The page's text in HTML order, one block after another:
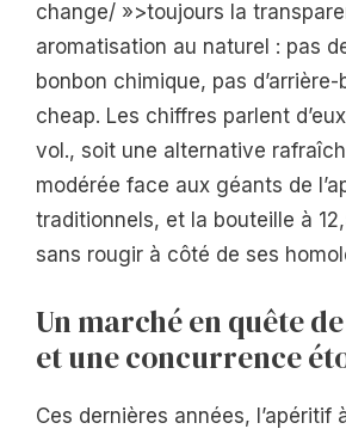
change/ »>toujours la
aromatisation au naturel : pas
bonbon chimique, pas d’arrière-
cheap. Les chiffres parlent
vol., soit une alternative
modérée face aux géants de
traditionnels, et la bouteille à
sans rougir à côté de ses
Un marché en quête
et une concurrence
Ces dernières années, l’apéritif